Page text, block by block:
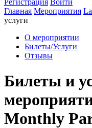
Регистрация Войти
Главная Мероприятия
услуги
О мероприятии
Билеты/Услуги
Отзывы
Билеты и
Monthly